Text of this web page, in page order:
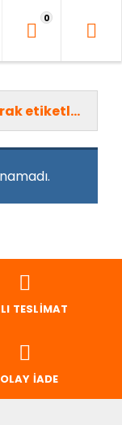
0
etiketlendi
TESLIMAT
İADE